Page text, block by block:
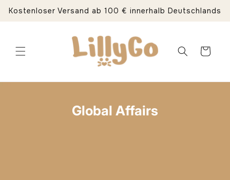
zum
Inhalt
Kostenloser Versand ab 100 € innerhalb Deutschlands
Warenkorb
Global Affairs